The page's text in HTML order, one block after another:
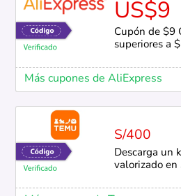
US$9
Cupón de $9
superiores a
Más cupones de AliExpress
S/400
Descarga un
valorizado en